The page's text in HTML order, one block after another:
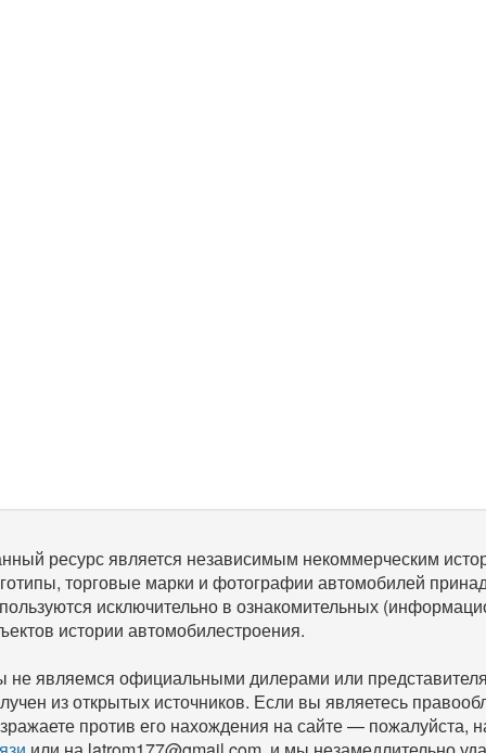
ресурс является независимым некоммерческим
торговые марки и фотографии автомобилей
исключительно в ознакомительных
истории автомобилестроения.
не являемся официальными дилерами или
из открытых источников. Если вы являетесь
против его нахождения на сайте — пожалуйста,